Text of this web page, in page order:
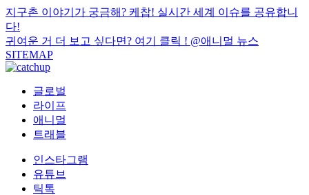
지구촌 이야기가 궁금해? 케찹! 실시간 세계 이슈를 공유합니
다!
귀여운 거 더 보고 싶다면? 여기 클릭 ! @애니멀 뉴스
SITEMAP
글로벌
라이프
애니멀
트래블
인스타그램
유튜브
틱톡